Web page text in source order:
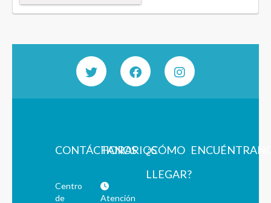
CONTÁCTANOS
Centro
de
HORARIOS
Atención
¿CÓMO
LLEGAR?